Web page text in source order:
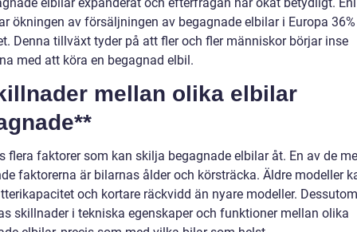
ökningen av försäljningen av begagnade elbilar i Europa
Denna tillväxt tyder på att fler och fler människor börjar inse
med att köra en begagnad elbil.
mellan olika elbilar
flera faktorer som kan skilja begagnade elbilar åt. En av de
faktorerna är bilarnas ålder och körsträcka. Äldre modeller
och kortare räckvidd än nyare modeller.
skillnader i tekniska egenskaper och funktioner mellan olika